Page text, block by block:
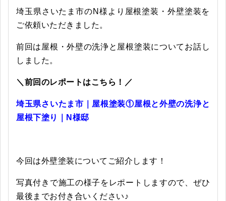
埼玉県さいたま市のN様より屋根塗装・外壁塗装を
ご依頼いただきました。
前回は屋根・外壁の洗浄と屋根塗装についてお話し
しました。
＼前回のレポートはこちら！／
埼玉県さいたま市｜屋根塗装①屋根と外壁の洗浄と
屋根下塗り｜N様邸
今回は外壁塗装についてご紹介します！
写真付きで施工の様子をレポートしますので、ぜひ
最後までお付き合いください♪